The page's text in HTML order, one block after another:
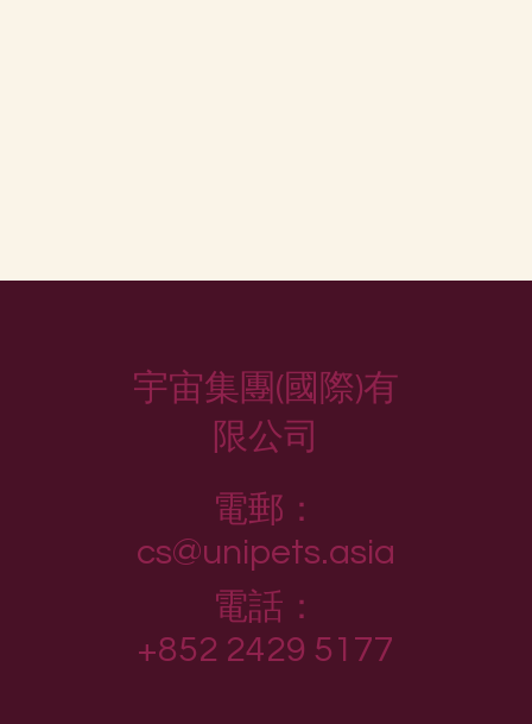
宇宙集團(國際)有
限公司
電郵：
cs@unipets.asia
電話：
+852 2429 5177